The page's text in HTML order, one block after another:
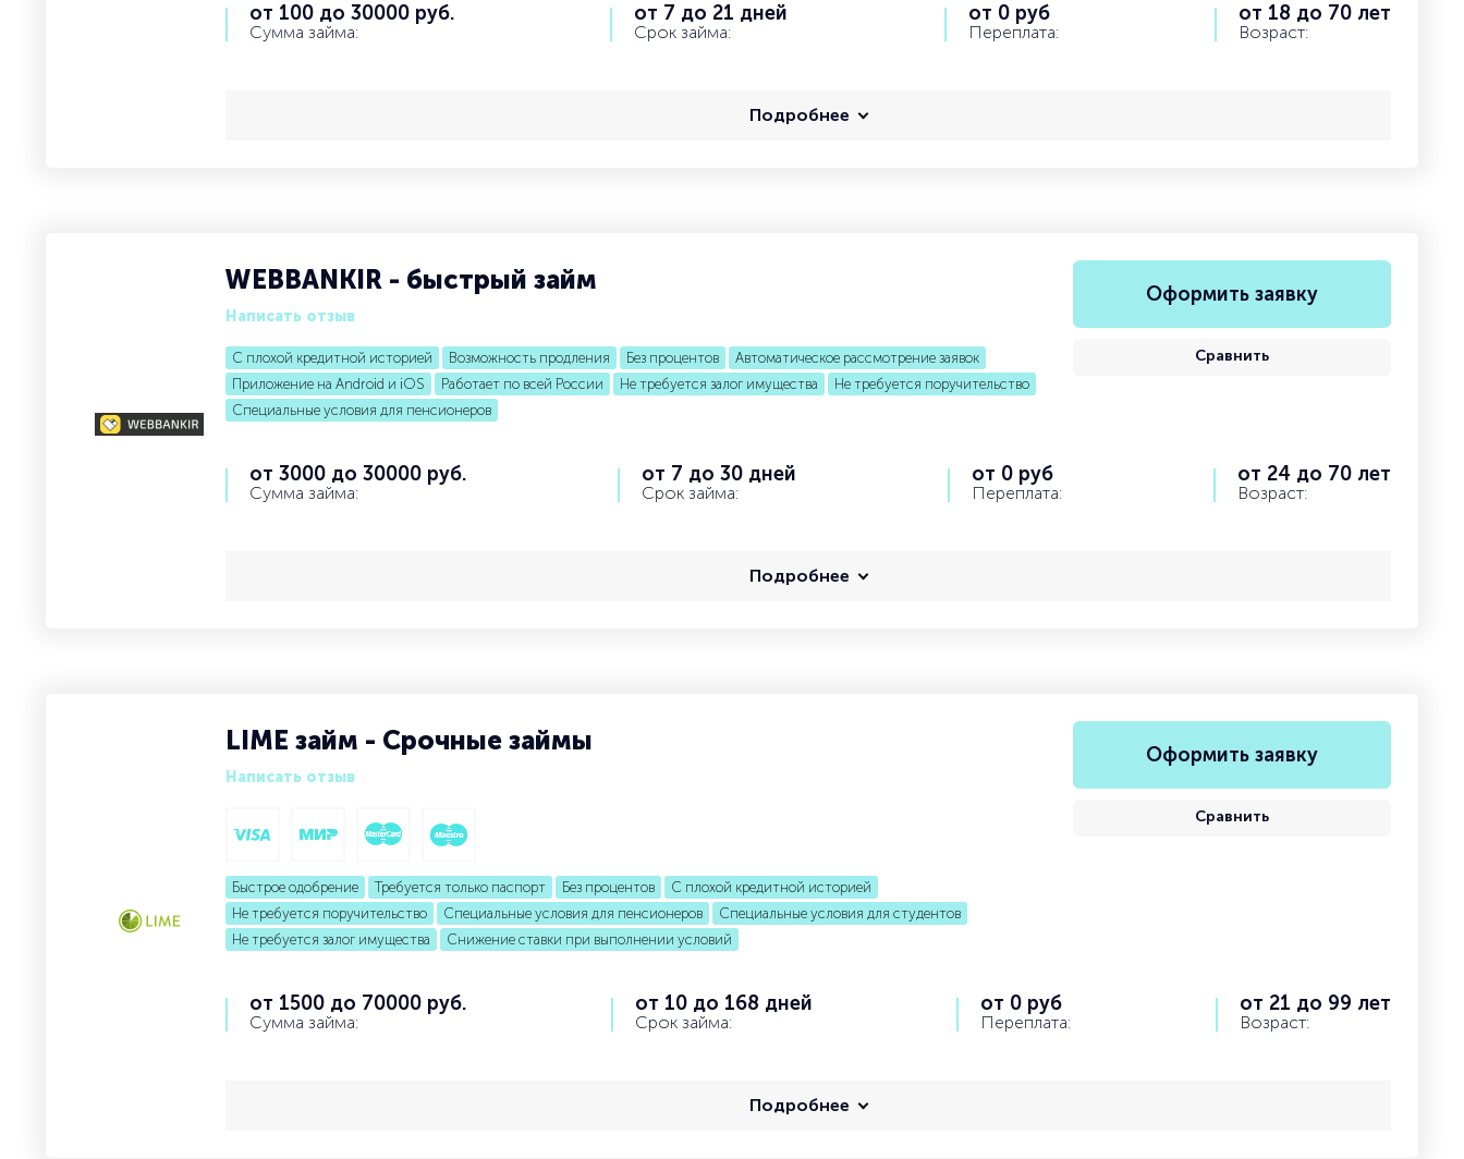
от 100 до 30000 руб.
Сумма займа:
от 7 до 21 дней
Срок займа:
от 0 руб
Переплата:
от 18 до 70 лет
Возраст:
Подробнее
WEBBANKIR - быстрый займ
Написать отзыв
С плохой кредитной историей Возможность продления Без процентов
Автоматическое рассмотрение заявок
Приложение на Android и iOS
Работает по всей России Не требуется залог имущества
Не требуется поручительство
Специальные условия для пенсионеров
Оформить заявку
Сравнить
от 3000 до 30000 руб.
Сумма займа:
от 7 до 30 дней
Срок займа:
от 0 руб
Переплата:
от 24 до 70 лет
Возраст:
Подробнее
LIME займ - Срочные займы
Написать отзыв
Быстрое одобрение Требуется только паспорт Без процентов
С плохой кредитной историей
Не требуется поручительство
Специальные условия для пенсионеров
Специальные условия для студентов
Не требуется залог имущества
Снижение ставки при выполнении условий
Оформить заявку
Сравнить
от 1500 до 70000 руб.
Сумма займа:
от 10 до 168 дней
Срок займа:
от 0 руб
Переплата:
от 21 до 99 лет
Возраст:
Подробнее